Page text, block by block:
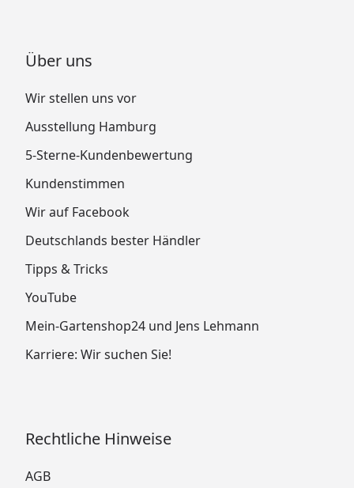
Über uns
Wir stellen uns vor
Ausstellung Hamburg
5-Sterne-Kundenbewertung
Kundenstimmen
Wir auf Facebook
Deutschlands bester Händler
Tipps & Tricks
YouTube
Mein-Gartenshop24 und Jens Lehmann
Karriere: Wir suchen Sie!
Rechtliche Hinweise
AGB